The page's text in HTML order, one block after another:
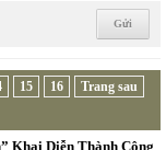
15 16
Trang sau
Khai Diễn Thành Công